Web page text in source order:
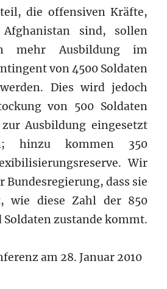
die offensiven Kräfte,
sind, sollen
mehr Ausbildung im
von 4500 Soldaten
Dies wird jedoch
von 500 Soldaten
Ausbildung eingesetzt
hinzu kommen 350
Wir
Bundesregierung, dass sie
wie diese Zahl der 850
Soldaten zustande kommt.
am 28. Januar 2010